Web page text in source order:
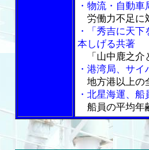
・物流・自動
労働力不足に
・「秀吉に天
本しげる共著
「山中鹿之介
・港湾局、サ
地方港以上の
・北星海運、
船員の平均年